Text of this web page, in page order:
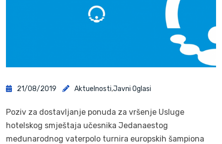
21/08/2019 Aktuelnosti,Javni Oglasi
Poziv za dostavljanje ponuda za vršenje Usluge
hotelskog smještaja učesnika Jedanaestog
međunarodnog vaterpolo turnira europskih šampiona